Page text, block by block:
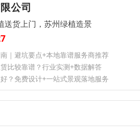
公司
送货上门，苏州绿植造景
｜避坑要点+本地靠谱服务商推荐
比较靠谱？行业实测+数据解答
？免费设计+一站式景观落地服务